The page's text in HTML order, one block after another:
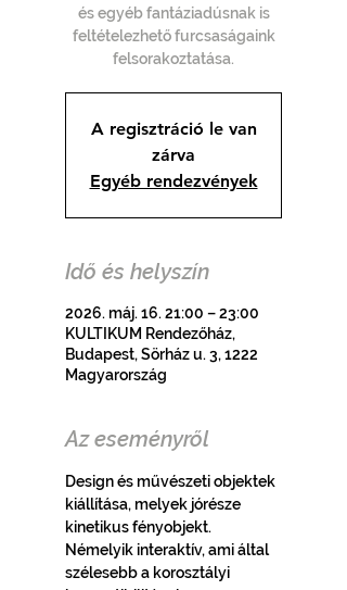
és egyéb fantáziadúsnak is
feltételezhető furcsaságaink
felsorakoztatása.
A regisztráció le van
zárva
Egyéb rendezvények
Idő és helyszín
2026. máj. 16. 21:00 – 23:00
KULTIKUM Rendezőház,
Budapest, Sörház u. 3, 1222
Magyarország
Az eseményről
Design és művészeti objektek
kiállítása, melyek jórésze
kinetikus fényobjekt.
Némelyik interaktív, ami által
szélesebb a korosztályi